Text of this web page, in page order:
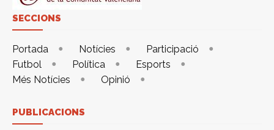
SECCIONS
Portada Notícies
Participació
Futbol
Política
Esports
Més Notícies
Opinió
PUBLICACIONS